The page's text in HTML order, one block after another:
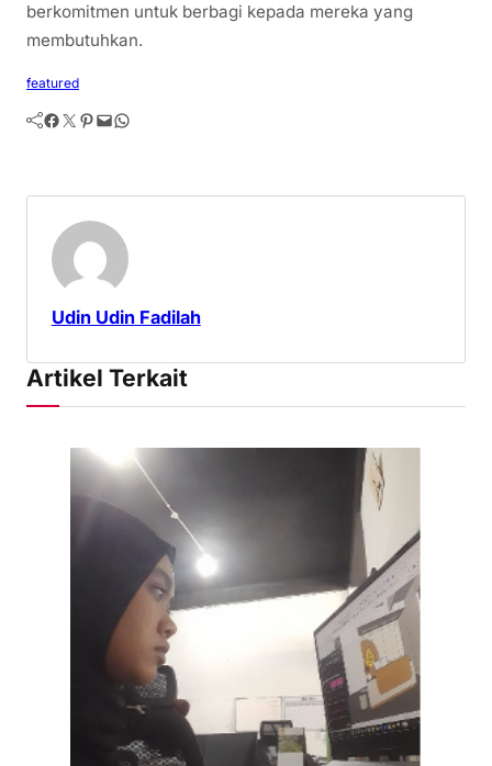
berkomitmen untuk berbagi kepada mereka yang
membutuhkan.
featured
Facebook Twitter Pinterest Mail WhatsApp
Udin Udin Fadilah
Artikel Terkait